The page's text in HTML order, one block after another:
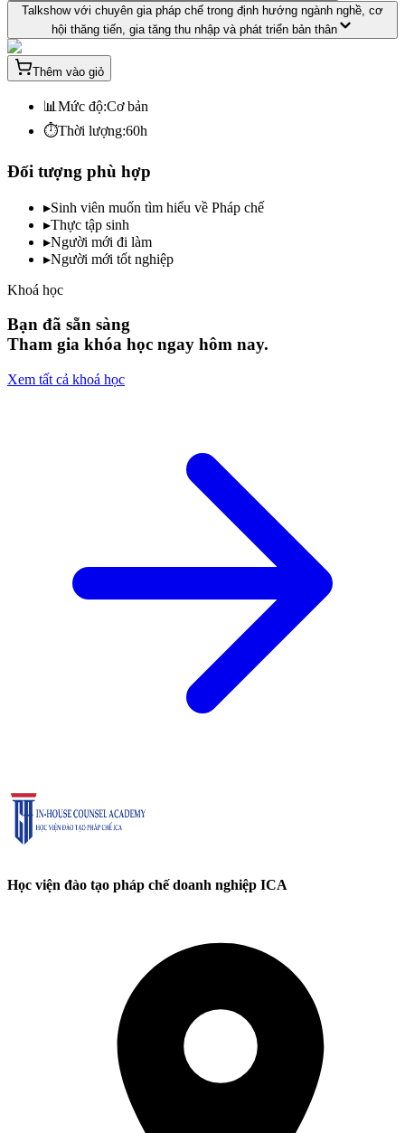
Talkshow với chuyên gia pháp chế trong định hướng ngành nghề, cơ
hội thăng tiến, gia tăng thu nhập và phát triển bản thân
Thêm vào giỏ
📊 Mức độ:Cơ bản
⏱️Thời lượng:60h
Đối tượng phù hợp
▸Sinh viên muốn tìm hiểu về Pháp chế
▸Thực tập sinh
▸Người mới đi làm
▸Người mới tốt nghiệp
Khoá học
Bạn đã sẵn sàng
Tham gia khóa học ngay hôm nay.
Xem tất cả khoá học
Học viện đào tạo pháp chế doanh nghiệp ICA